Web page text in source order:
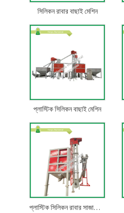
সিলিকন রাবার বাছাই মেশিন
প্লাস্টিক সিলিকন বাছাই মেশিন
প্লাস্টিক সিলিকন রাবার সাজানোর সরঞ্জাম